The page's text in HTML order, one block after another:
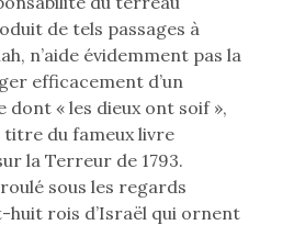
de tels passages à
n’aide évidemment pas la
efficacement d’un
dont « les dieux ont soif »,
du fameux livre
la Terreur de 1793.
sous les regards
huit rois d’Israël qui ornent